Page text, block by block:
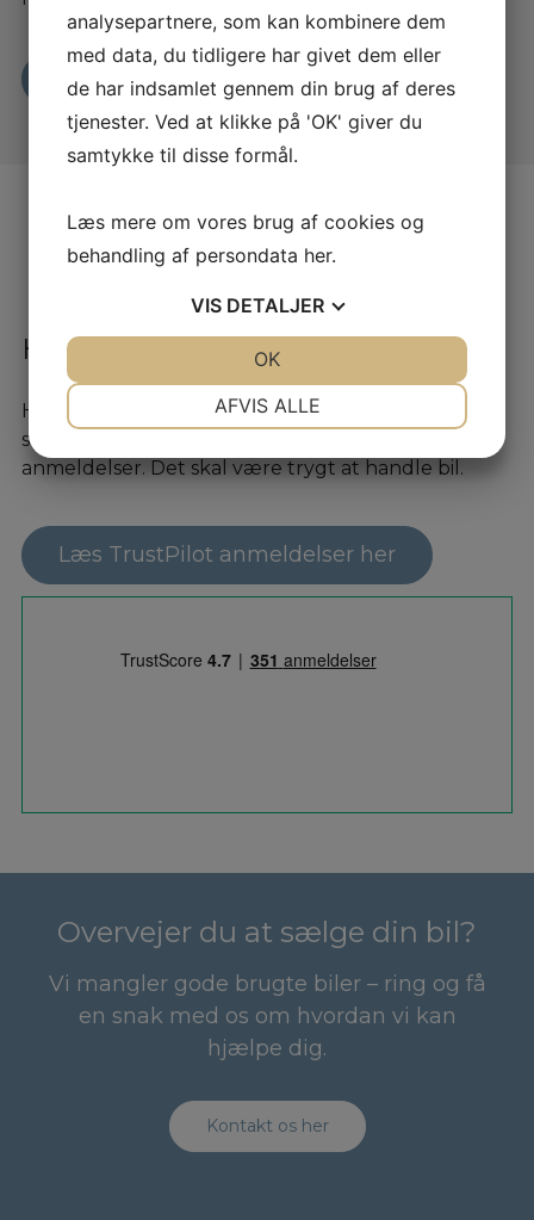
Læs mere her
Hvad skriver andre om os?
Hos os kan du trygt handle. Vi har en TrustPilot
score på 4,9 stjerner og deraf over 330
anmeldelser. Det skal være trygt at handle bil.
Læs TrustPilot anmeldelser her
Overvejer du at sælge din bil?
Vi mangler gode brugte biler – ring og få
en snak med os om hvordan vi kan
hjælpe dig.
Kontakt os her
analysepartnere, som kan kombinere dem
med data, du tidligere har givet dem eller
de har indsamlet gennem din brug af deres
tjenester. Ved at klikke på 'OK' giver du
samtykke til disse formål.
Læs mere om vores brug af cookies og
behandling af persondata her.
VIS DETALJER
MARKETING STATISTIK
AFVIS ALLE
OK